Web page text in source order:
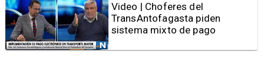
Video | Choferes del
TransAntofagasta piden
sistema mixto de pago